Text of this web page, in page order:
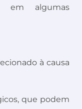
em algumas
à causa
que podem